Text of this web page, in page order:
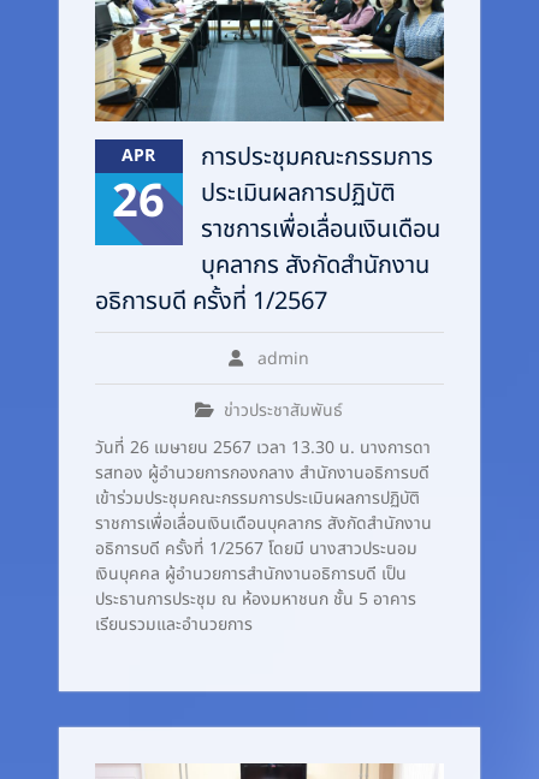
APR
26
การประชุมคณะกรรมการ
ประเมินผลการปฏิบัติ
ราชการเพื่อเลื่อนเงินเดือน
บุคลากร สังกัดสำนักงาน
อธิการบดี ครั้งที่ 1/2567
admin
ข่าวประชาสัมพันธ์
วันที่ 26 เมษายน 2567 เวลา 13.30 น. นางการดา
รสทอง ผู้อำนวยการกองกลาง สำนักงานอธิการบดี
เข้าร่วมประชุมคณะกรรมการประเมินผลการปฏิบัติ
ราชการเพื่อเลื่อนเงินเดือนบุคลากร สังกัดสำนักงาน
อธิการบดี ครั้งที่ 1/2567 โดยมี นางสาวประนอม
เงินบุคคล ผู้อำนวยการสำนักงานอธิการบดี เป็น
ประธานการประชุม ณ ห้องมหาชนก ชั้น 5 อาคาร
เรียนรวมและอำนวยการ